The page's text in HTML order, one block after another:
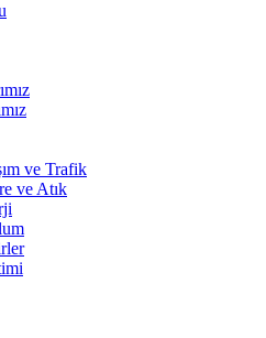
ve Trafik
ve Atık